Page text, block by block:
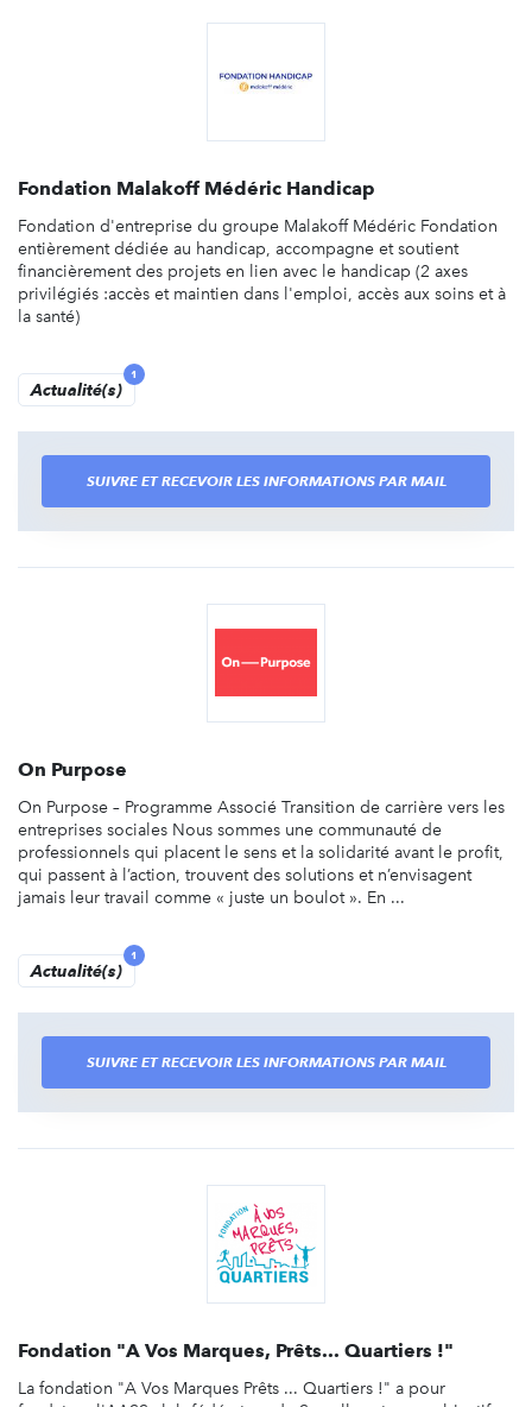
Fondation Malakoff Médéric Handicap
Fondation d'entreprise du groupe Malakoff Médéric Fondation
entièrement dédiée au handicap, accompagne et soutient
financièrement des projets en lien avec le handicap (2 axes
privilégiés :accès et maintien dans l'emploi, accès aux soins et à
la santé)
Actualité(s)
1
SUIVRE ET RECEVOIR LES INFORMATIONS PAR MAIL
On Purpose
On Purpose – Programme Associé Transition de carrière vers les
entreprises sociales Nous sommes une communauté de
professionnels qui placent le sens et la solidarité avant le profit,
qui passent à l’action, trouvent des solutions et n’envisagent
jamais leur travail comme « juste un boulot ». En ...
Actualité(s)
1
SUIVRE ET RECEVOIR LES INFORMATIONS PAR MAIL
Fondation "A Vos Marques, Prêts... Quartiers !"
La fondation "A Vos Marques Prêts ... Quartiers !" a pour